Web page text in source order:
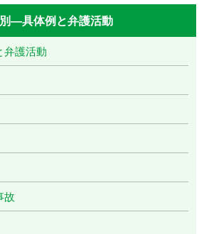
―具体例と弁護活動
護活動
故